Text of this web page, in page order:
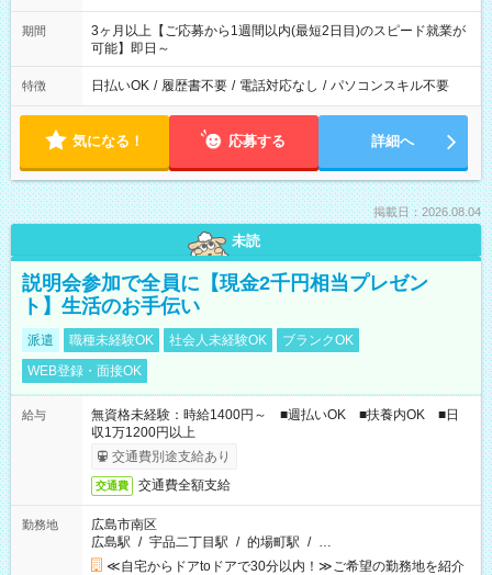
期間
3ヶ月以上【ご応募から1週間以内(最短2日目)のスピード就業が
可能】即日～
特徴 日払いOK / 履歴書不要 / 電話対応なし / パソコンスキル不要
気になる！ 応募する 詳細へ
掲載日：2026.08.04
未読
説明会参加で全員に【現金2千円相当プレゼン
ト】生活のお手伝い
派遣 職種未経験OK 社会人未経験OK
ブランクOK
WEB登録・面接OK
給与
無資格未経験：時給1400円～ ■週払いOK ■扶養内OK ■日
収1万1200円以上
交通費別途支給あり
交通費 交通費全額支給
勤務地
広島市南区
広島駅 / 宇品二丁目駅 / 的場町駅 / …
≪自宅からドアtoドアで30分以内！≫ご希望の勤務地を紹介